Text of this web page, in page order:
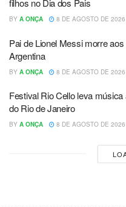
filhos no Dia dos Pais
BY A ONÇA 8 DE AGOSTO DE 2026
Pai de Lionel Messi morre
Argentina
BY A ONÇA 8 DE AGOSTO DE 2026
Festival Rio Cello leva
do Rio de Janeiro
BY A ONÇA 8 DE AGOSTO DE 2026